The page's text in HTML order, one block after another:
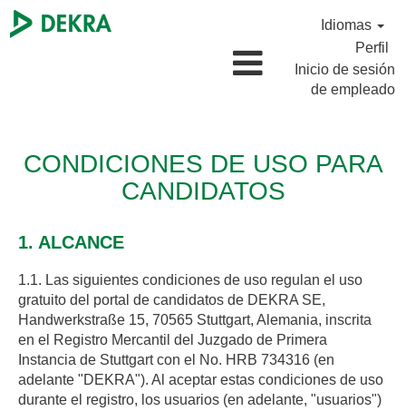
Idiomas
Perfil
Inicio de sesión
de empleado
CONDICIONES DE USO PARA
CANDIDATOS
1. ALCANCE
1.1. Las siguientes condiciones de uso regulan el uso
gratuito del portal de candidatos de DEKRA SE,
Handwerkstraße 15, 70565 Stuttgart, Alemania, inscrita
en el Registro Mercantil del Juzgado de Primera
Instancia de Stuttgart con el No. HRB 734316 (en
adelante "DEKRA"). Al aceptar estas condiciones de uso
durante el registro, los usuarios (en adelante, "usuarios")